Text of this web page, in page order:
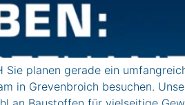
Sie planen gerade ein
in Grevenbroich besuchen.